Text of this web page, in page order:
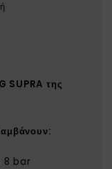
SUPRA της
8 bar